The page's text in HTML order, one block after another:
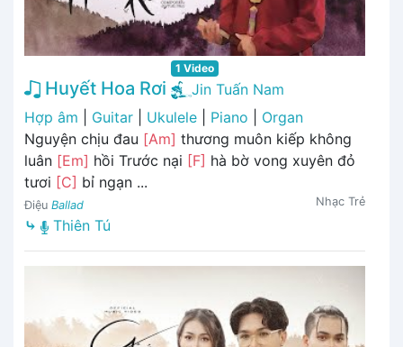
1 Video
Huyết Hoa Rơi
Jin Tuấn Nam
Hợp âm
Guitar Ukulele Piano
Organ
Nguyện chịu đau [Am] thương muôn kiếp không
luân [Em] hồi Trước nại [F] hà bờ vong xuyên đỏ
tươi [C] bỉ ngạn ...
Điệu Ballad Nhạc Trẻ
⤷ Thiên Tú